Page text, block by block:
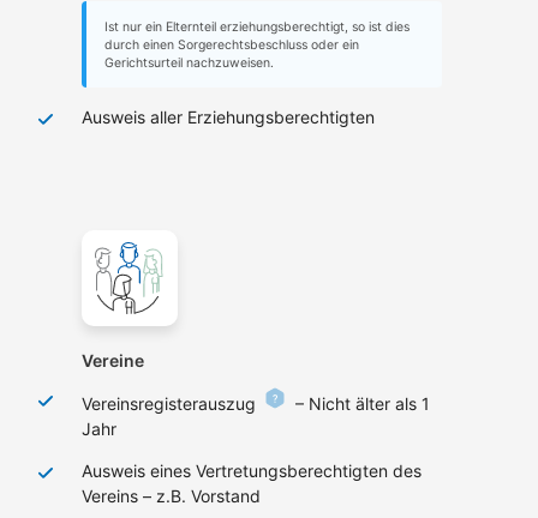
Ist nur ein Elternteil erziehungsberechtigt, so ist dies
durch einen Sorgerechtsbeschluss oder ein
Gerichtsurteil nachzuweisen.
Ausweis aller Erziehungsberechtigten
Vereine
Vereinsregisterauszug
– Nicht älter als 1
Jahr
Ausweis eines Vertretungsberechtigten des
Vereins – z.B. Vorstand